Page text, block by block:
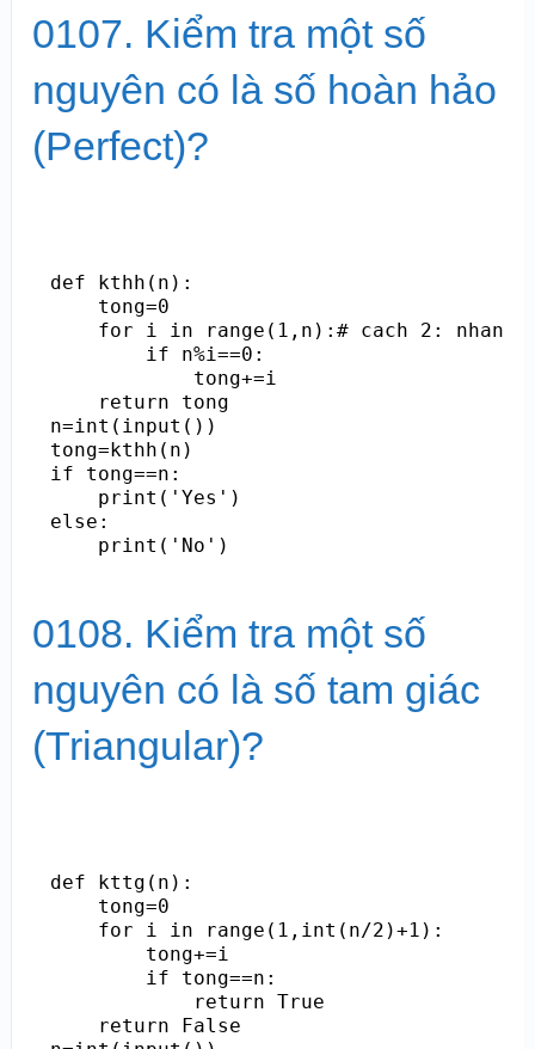
0107. Kiểm tra một số
nguyên có là số hoàn hảo
(Perfect)?
def kthh(n):
    tong=0
for i in range(1,n):# cach 2: nhanh
        if n%i==0:
            tong+=i
    return tong
n=int(input())
tong=kthh(n)
if tong==n:
    print('Yes')
else:
    print('No')
0108. Kiểm tra một số
nguyên có là số tam giác
(Triangular)?
def kttg(n):
    tong=0
    for i in range(1,int(n/2)+1):
        tong+=i
        if tong==n:
            return True
    return False